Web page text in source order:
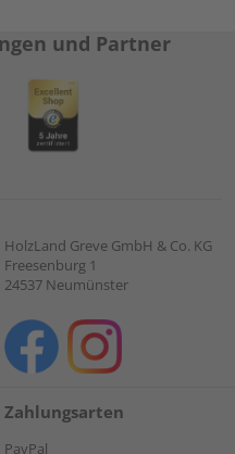
und Partner
HolzLand Greve GmbH & Co. KG
Freesenburg 1
24537 Neumünster
Zahlungsarten
PayPal